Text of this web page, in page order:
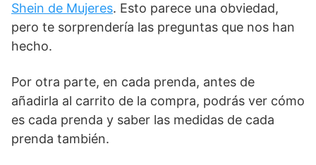
Shein de Mujeres. Esto parece una obviedad,
pero te sorprendería las preguntas que nos han
hecho.
Por otra parte, en cada prenda, antes de
añadirla al carrito de la compra, podrás ver cómo
es cada prenda y saber las medidas de cada
prenda también.